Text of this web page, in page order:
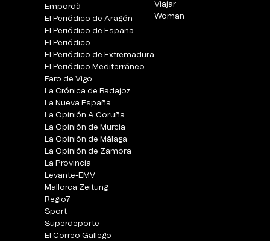
Empordà
El Periódico de Aragón
El Periódico de España
El Periódico
El Periódico de Extremadura
El Periódico Mediterráneo
Faro de Vigo
La Crónica de Badajoz
La Nueva España
La Opinión A Coruña
La Opinión de Murcia
La Opinión de Málaga
La Opinión de Zamora
La Provincia
Levante-EMV
Mallorca Zeitung
Regio7
Sport
Superdeporte
El Correo Gallego
Viajar
Woman